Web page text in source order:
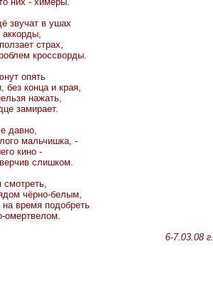
звучат в ушах
страх,
кроссворды.
опять
без конца и края,
нажать,
замирает.
давно,
мальчишка, -
кино -
слишком.
смотреть,
чёрно-белым,
время подобреть
омертвелом.
г.